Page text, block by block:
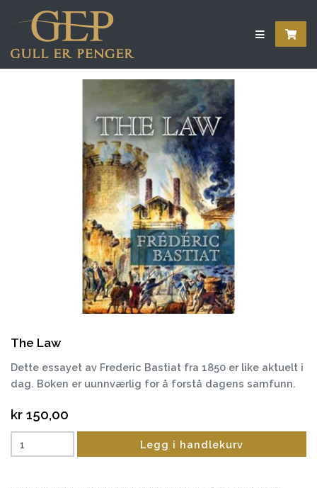
The Law
Dette essayet av Frederic Bastiat fra 1850 er like aktuelt i
dag. Boken er uunnværlig for å forstå dagens samfunn.
kr 150,00
Legg i handlekurv